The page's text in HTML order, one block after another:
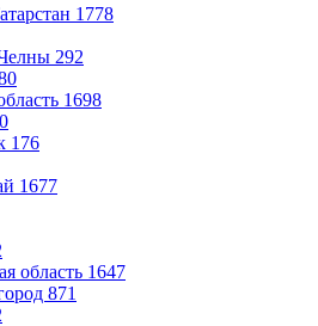
1778
292
1698
176
1677
область 1647
871